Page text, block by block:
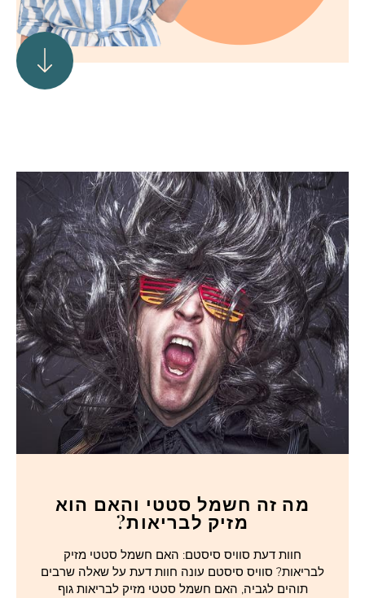
מה זה חשמל סטטי והאם הוא
מזיק לבריאות?
חוות דעת סוויס סיסטם: האם חשמל סטטי מזיק
לבריאות? סוויס סיסטם עונה חוות דעת על שאלה שרבים
תוהים לגביה, האם חשמל סטטי מזיק לבריאות גוף